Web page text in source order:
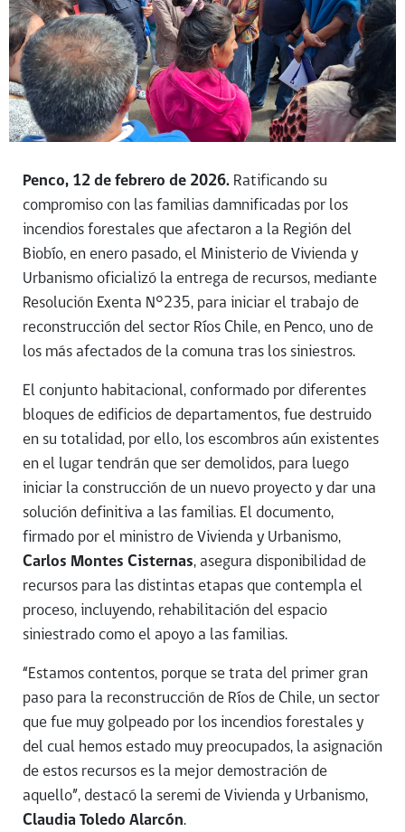
Penco, 12 de febrero de 2026. Ratificando su
compromiso con las familias damnificadas por los
incendios forestales que afectaron a la Región del
Biobío, en enero pasado, el Ministerio de Vivienda y
Urbanismo oficializó la entrega de recursos, mediante
Resolución Exenta N°235, para iniciar el trabajo de
reconstrucción del sector Ríos Chile, en Penco, uno de
los más afectados de la comuna tras los siniestros.
El conjunto habitacional, conformado por diferentes
bloques de edificios de departamentos, fue destruido
en su totalidad, por ello, los escombros aún existentes
en el lugar tendrán que ser demolidos, para luego
iniciar la construcción de un nuevo proyecto y dar una
solución definitiva a las familias. El documento,
firmado por el ministro de Vivienda y Urbanismo,
Carlos Montes Cisternas, asegura disponibilidad de
recursos para las distintas etapas que contempla el
proceso, incluyendo, rehabilitación del espacio
siniestrado como el apoyo a las familias.
“Estamos contentos, porque se trata del primer gran
paso para la reconstrucción de Ríos de Chile, un sector
que fue muy golpeado por los incendios forestales y
del cual hemos estado muy preocupados, la asignación
de estos recursos es la mejor demostración de
aquello”, destacó la seremi de Vivienda y Urbanismo,
Claudia Toledo Alarcón.